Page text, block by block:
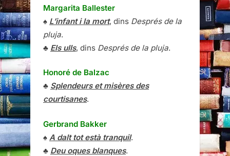
Margarita Ballester
♠ L’infant i la mort, dins Després de la
pluja.
♣ Els ulls, dins Després de la pluja.
Honoré de Balzac
♣ Splendeurs et misères des
courtisanes.
Gerbrand Bakker
♠ A dalt tot està tranquil.
♣ Deu oques blanques.